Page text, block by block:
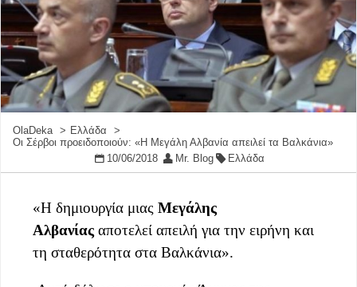
OlaDeka
Ελλάδα
Οι Σέρβοι προειδοποιούν: «Η Μεγάλη Αλβανία απειλεί τα Βαλκάνια»
10/06/2018
Mr. Blog Ελλάδα
«Η δημιουργία μιας Μεγάλης
Αλβανίας αποτελεί απειλή για την ειρήνη και
τη σταθερότητα στα Βαλκάνια».